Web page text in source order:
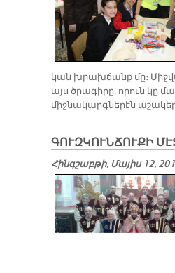
կան խրախ­ճանք մը։
այս ծրա­գի­րը, ո­րուն կը
միջ­նա­կարգ­նե­րէն
ԳՈՒԶԿՈՒՆՃՈՒՔԻ
Հինգշաբթի, Մայիս 12,